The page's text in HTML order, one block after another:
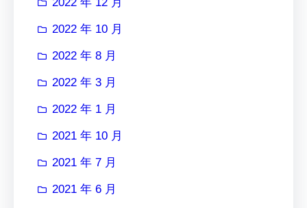
2022 年 10 月
2022 年 8 月
2022 年 3 月
2022 年 1 月
2021 年 10 月
2021 年 7 月
2021 年 6 月